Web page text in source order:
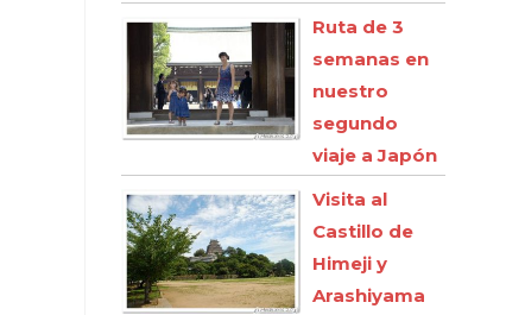
Ruta de 3
semanas en
nuestro
segundo
viaje a Japón
Visita al
Castillo de
Himeji y
Arashiyama